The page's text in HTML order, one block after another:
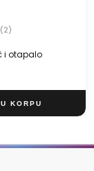
i otapalo
(2)